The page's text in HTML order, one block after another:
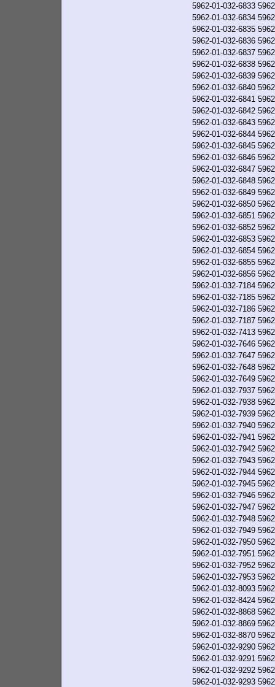
5962-01-032-6833
5962-01-032-6834
5962-01-032-6835
5962-01-032-6836
5962-01-032-6837
5962-01-032-6838
5962-01-032-6839
5962-01-032-6840
5962-01-032-6841
5962-01-032-6842
5962-01-032-6843
5962-01-032-6844
5962-01-032-6845
5962-01-032-6846
5962-01-032-6847
5962-01-032-6848
5962-01-032-6849
5962-01-032-6850
5962-01-032-6851
5962-01-032-6852
5962-01-032-6853
5962-01-032-6854
5962-01-032-6855
5962-01-032-6856
5962-01-032-7184
5962-01-032-7185
5962-01-032-7186
5962-01-032-7187
5962-01-032-7413
5962-01-032-7646
5962-01-032-7647
5962-01-032-7648
5962-01-032-7649
5962-01-032-7937
5962-01-032-7938
5962-01-032-7939
5962-01-032-7940
5962-01-032-7941
5962-01-032-7942
5962-01-032-7943
5962-01-032-7944
5962-01-032-7945
5962-01-032-7946
5962-01-032-7947
5962-01-032-7948
5962-01-032-7949
5962-01-032-7950
5962-01-032-7951
5962-01-032-7952
5962-01-032-7953
5962-01-032-8093
5962-01-032-8424
5962-01-032-8868
5962-01-032-8869
5962-01-032-8870
5962-01-032-9290
5962-01-032-9291
5962-01-032-9292
5962-01-032-9293